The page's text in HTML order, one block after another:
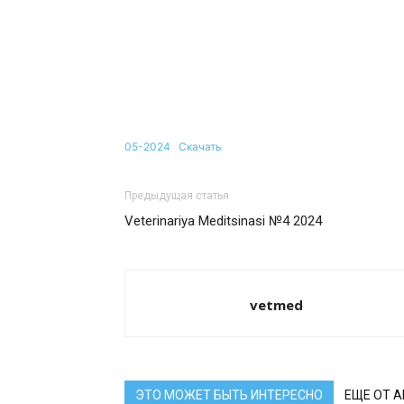
05-2024 Скачать
Предыдущая статья
Veterinariya Meditsinasi №4 2024
vetmed
ЭТО МОЖЕТ БЫТЬ ИНТЕРЕСНО ЕЩЕ ОТ